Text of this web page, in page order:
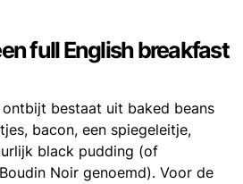
full English breakfast
bestaat uit baked beans
bacon, een spiegeleitje,
black pudding (of
Noir genoemd). Voor de